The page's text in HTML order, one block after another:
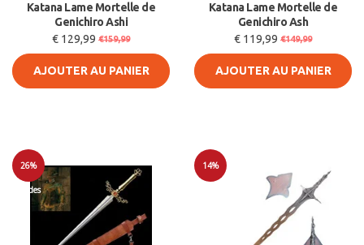
Katana Lame Mortelle de
Genichiro Ashi
€ 129,99 €159,99
AJOUTER AU PANIER
Katana Lame Mortelle de
Genichiro Ash
€ 119,99 €149,99
AJOUTER AU PANIER
26%
Soldes
14%